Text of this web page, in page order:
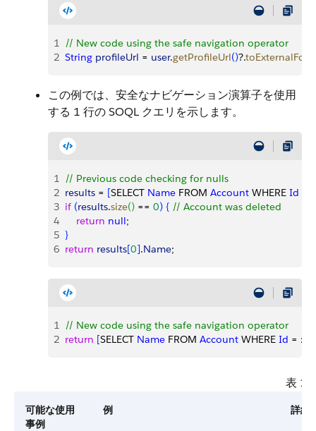
1 // New code using the safe navigation operator
2 String profileUrl = user.getProfileUrl()?.
この例では、安全なナビゲーション演算子を使用
する 1 行の SOQL クエリを示します。
1 // Previous code checking for nulls
2 results = [SELECT Name FROM Account WHERE Id
3 if (results.size() == 0) { // Account was deleted
4
return null;
5 }
6 return results[0].Name;
1 // New code using the safe navigation operator
2 return [SELECT Name FROM Account WHERE Id = :
表 1.
可能な使用
事例
例 詳細